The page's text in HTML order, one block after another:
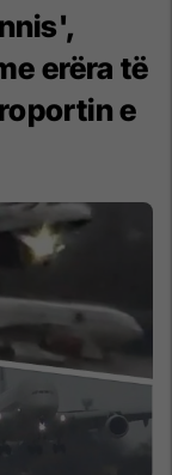
erëra të
e